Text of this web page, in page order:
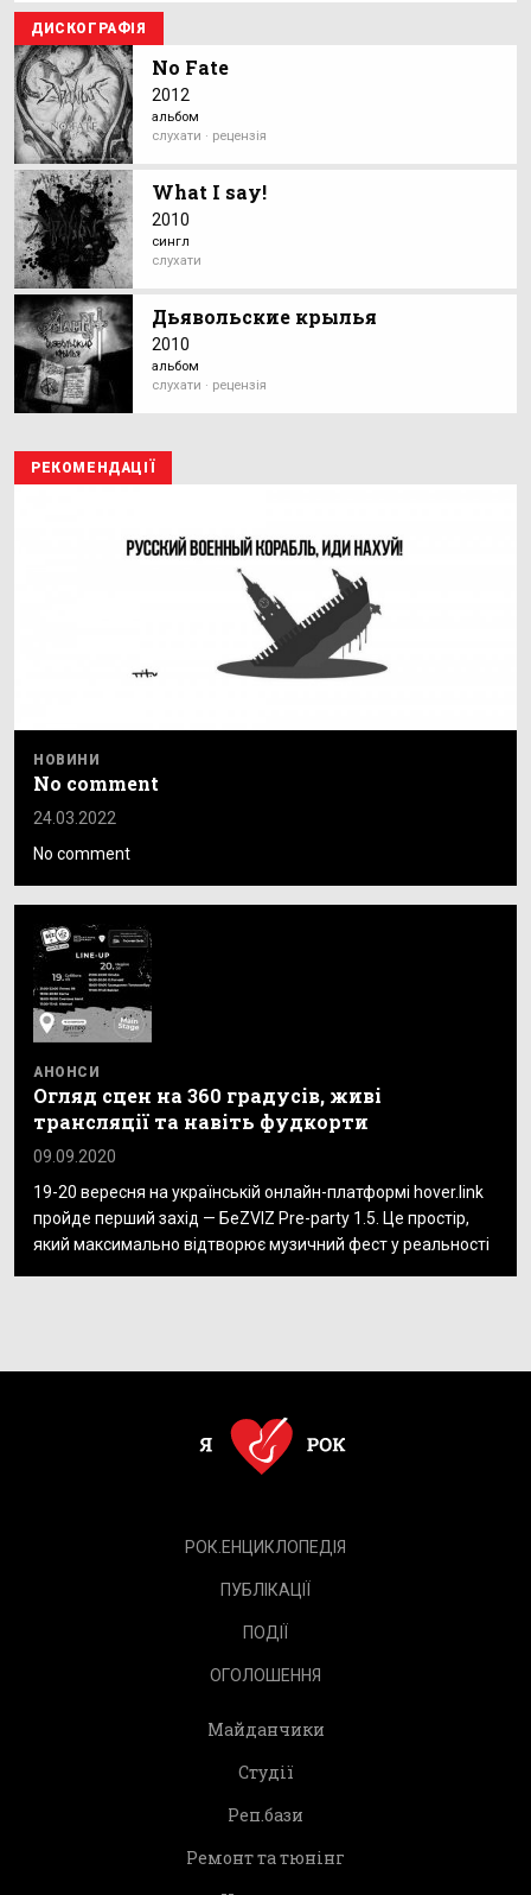
ДИСКОГРАФІЯ
No Fate
2012
альбом
слухати · рецензія
What I say!
2010
сингл
слухати
Дьявольские крылья
2010
альбом
слухати · рецензія
РЕКОМЕНДАЦІЇ
НОВИНИ
No comment
24.03.2022
No comment
АНОНСИ
Огляд сцен на 360 градусів, живі
трансляції та навіть фудкорти
09.09.2020
19-20 вересня на українській онлайн-платформі hover.link
пройде перший захід — БеZVIZ Pre-party 1.5. Це простір,
який максимально відтворює музичний фест у реальності
РОК.ЕНЦИКЛОПЕДІЯ
ПУБЛІКАЦІЇ
ПОДІЇ
ОГОЛОШЕННЯ
Майданчики
Студії
Реп.бази
Ремонт та тюнінг